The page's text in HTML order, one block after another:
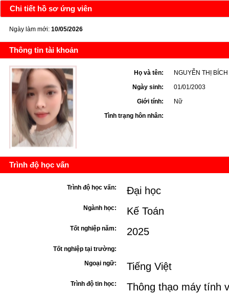
Chi tiết hồ sơ ứng viên
Ngày làm mới: 10/05/2026
Thông tin tài khoản
Họ và tên:
NGUYỄN THỊ
Ngày sinh:
01/01/2003
Giới tính:
Nữ
Tình trạng hôn nhân:
Trình độ học vấn
Trình độ học vấn: Đại học
Ngành học: Kế Toán
Tốt nghiệp năm: 2025
Tốt nghiệp tại trường:
Ngoại ngữ:
Tiếng Việt
Trình độ tin học:
Thông thạo máy tính